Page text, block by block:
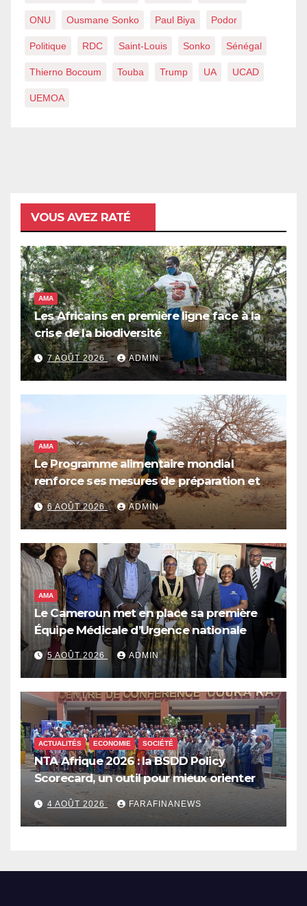
ONU Ousmane Sonko Paul Biya Podor
Politique RDC Saint-Louis Sonko Sénégal
Thierno Bocoum Touba Trump UA UCAD
UEMOA
VOUS AVEZ RATÉ
AMA
Les Africains en première ligne face à la
crise de la biodiversité
7 AOÛT 2026 ADMIN
AMA
Le Programme alimentaire mondial
renforce ses mesures de préparation et
de réponse face à la menace d’El Niño,
qui pourrait plonger des dizaines de
millions de personnes dans l’insécurité
alimentaire aiguë
6 AOÛT 2026 ADMIN
AMA
Le Cameroun met en place sa première
Équipe Médicale d’Urgence nationale
5 AOÛT 2026 ADMIN
ACTUALITÉS ECONOMIE SOCIÉTÉ
NTA Afrique 2026 : la BSDD Policy
Scorecard, un outil pour mieux orienter
les dépenses publiques
4 AOÛT 2026 FARAFINANEWS